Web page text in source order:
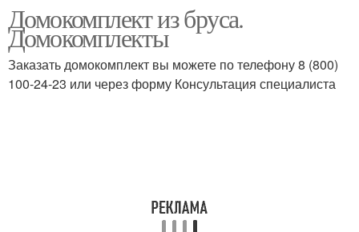
Домокомплект из бруса.
Домокомплекты
Заказать домокомплект вы можете по телефону 8 (800)
100-24-23 или через форму Консультация специалиста